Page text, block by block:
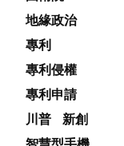
地緣政治
專利
專利侵權
專利申請
川普
新創